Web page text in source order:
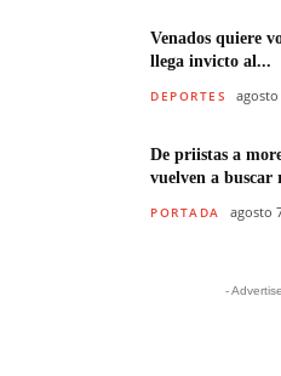
Venados quiere
llega invicto al...
DEPORTES agosto
De priistas a
vuelven a buscar
PORTADA agosto
-